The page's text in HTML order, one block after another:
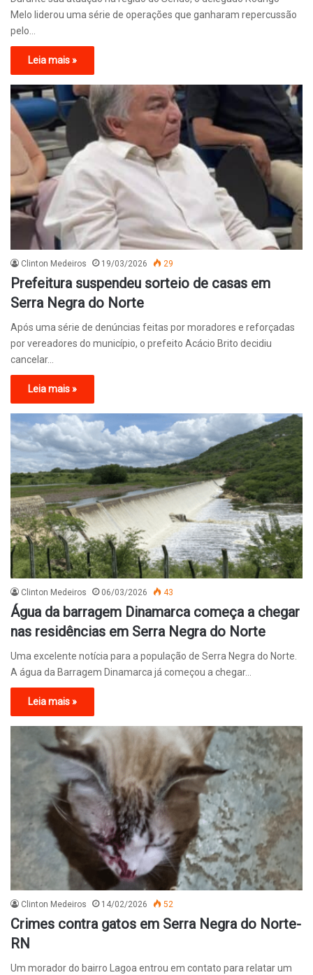
Melo liderou uma série de operações que ganharam repercussão
pelo…
Leia mais »
Clinton Medeiros 19/03/2026 29
Prefeitura suspendeu sorteio de casas em
Serra Negra do Norte
Após uma série de denúncias feitas por moradores e reforçadas
por vereadores do município, o prefeito Acácio Brito decidiu
cancelar…
Leia mais »
Clinton Medeiros 06/03/2026 43
Água da barragem Dinamarca começa a chegar
nas residências em Serra Negra do Norte
Uma excelente notícia para a população de Serra Negra do Norte.
A água da Barragem Dinamarca já começou a chegar…
Leia mais »
Clinton Medeiros 14/02/2026 52
Crimes contra gatos em Serra Negra do Norte-
RN
Um morador do bairro Lagoa entrou em contato para relatar um